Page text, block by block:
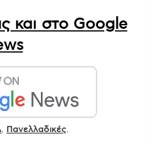
και στο Google
Πανελλαδικές